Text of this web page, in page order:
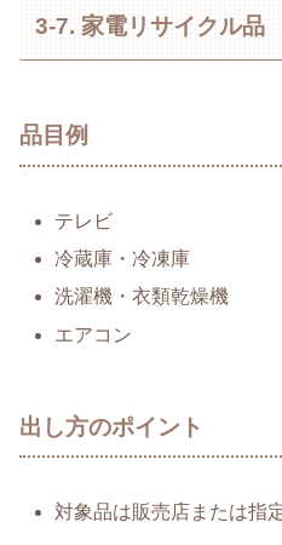
3-7. 家電リサイクル品
品目例
テレビ
冷蔵庫・冷凍庫
洗濯機・衣類乾燥機
エアコン
出し方のポイント
対象品は販売店または指